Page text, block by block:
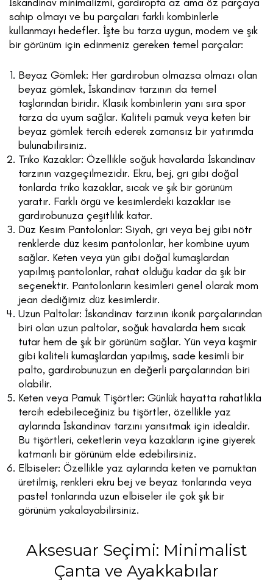
sahip olmayı ve bu parçaları farklı kombinlerle
kullanmayı hedefler. İşte bu tarza uygun, modern ve şık
bir görünüm için edinmeniz gereken temel parçalar:
Beyaz Gömlek: Her gardırobun olmazsa olmazı olan
beyaz gömlek, İskandinav tarzının da temel
taşlarından biridir. Klasik kombinlerin yanı sıra spor
tarza da uyum sağlar. Kaliteli pamuk veya keten bir
beyaz gömlek tercih ederek zamansız bir yatırımda
bulunabilirsiniz.
Triko Kazaklar: Özellikle soğuk havalarda İskandinav
tarzının vazgeçilmezidir. Ekru, bej, gri gibi doğal
tonlarda triko kazaklar, sıcak ve şık bir görünüm
yaratır. Farklı örgü ve kesimlerdeki kazaklar ise
gardırobunuza çeşitlilik katar.
Düz Kesim Pantolonlar: Siyah, gri veya bej gibi nötr
renklerde düz kesim pantolonlar, her kombine uyum
sağlar. Keten veya yün gibi doğal kumaşlardan
yapılmış pantolonlar, rahat olduğu kadar da şık bir
seçenektir. Pantolonların kesimleri genel olarak mom
jean dediğimiz düz kesimlerdir.
Uzun Paltolar: İskandinav tarzının ikonik parçalarından
biri olan uzun paltolar, soğuk havalarda hem sıcak
tutar hem de şık bir görünüm sağlar. Yün veya kaşmir
gibi kaliteli kumaşlardan yapılmış, sade kesimli bir
palto, gardırobunuzun en değerli parçalarından biri
olabilir.
Keten veya Pamuk Tişörtler: Günlük hayatta rahatlıkla
tercih edebileceğiniz bu tişörtler, özellikle yaz
aylarında İskandinav tarzını yansıtmak için idealdir.
Bu tişörtleri, ceketlerin veya kazakların içine giyerek
katmanlı bir görünüm elde edebilirsiniz.
Elbiseler: Özellikle yaz aylarında keten ve pamuktan
üretilmiş, renkleri ekru bej ve beyaz tonlarında veya
pastel tonlarında uzun elbiseler ile çok şık bir
görünüm yakalayabilirsiniz.
Aksesuar Seçimi: Minimalist
Çanta ve Ayakkabılar